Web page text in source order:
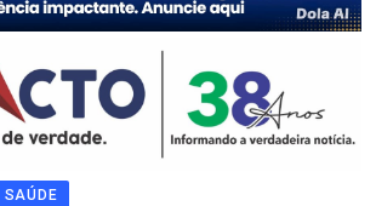
SAÚDE